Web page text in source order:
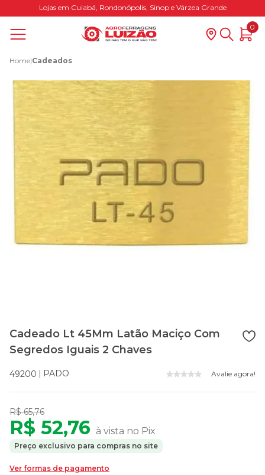
Lojas em Cuiabá, Rondonópolis, Sinop e Várzea Grande
0
Home|Cadeados
Cadeado Lt 45Mm Latão Maciço Com
Segredos Iguais 2 Chaves
49200 PADO Avalie agora!
R$ 65,76
R$ 52,76 à vista no Pix
Preço exclusivo para compras no site
Ver formas de pagamento